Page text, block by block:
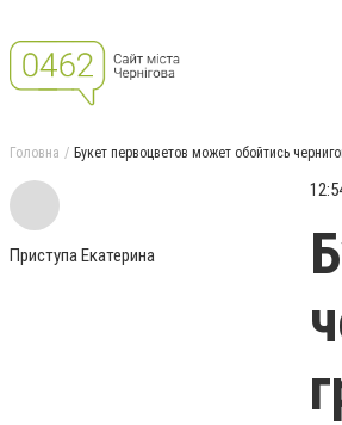
Головна Букет первоцветов может обойтись
Приступа Екатерина